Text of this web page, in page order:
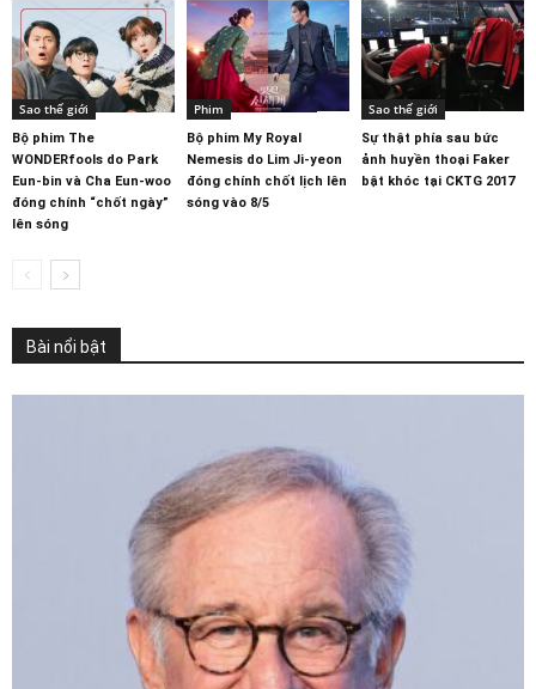
Sao thế giới
Bộ phim The
WONDERfools do Park
Eun-bin và Cha Eun-woo
đóng chính “chốt ngày”
lên sóng
Phim
Bộ phim My Royal
Nemesis do Lim Ji-yeon
đóng chính chốt lịch lên
sóng vào 8/5
Sao thế giới
Sự thật phía sau bức
ảnh huyền thoại Faker
bật khóc tại CKTG 2017
Bài nổi bật